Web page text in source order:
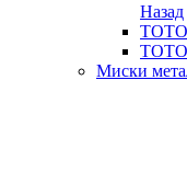
Назад
ТОТО
ТОТО
Миски